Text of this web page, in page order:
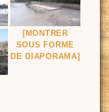
[MONTRER
SOUS FORME
DE DIAPORAMA]